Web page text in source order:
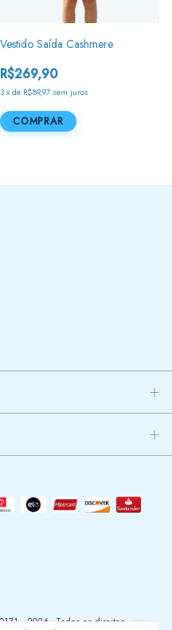
Vestido Saída Cashmere
R$269,90
3 x de R$89,97 sem juros
COMPRAR
- 2026. Todos os direitos